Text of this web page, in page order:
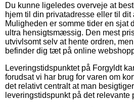
Du kunne ligeledes overveje at
hjem til din privatadresse eller til dit
Muligheden er somme tider en sjat
ultra hensigtsmæssig. Den mest
utvivlsomt selv at hente ordren,
befinder dig tæt på online
Leveringstidspunktet på Forgyldt
forudsat vi har brug for varen om
det relativt centralt at man
leveringstidspunkt på det relevante